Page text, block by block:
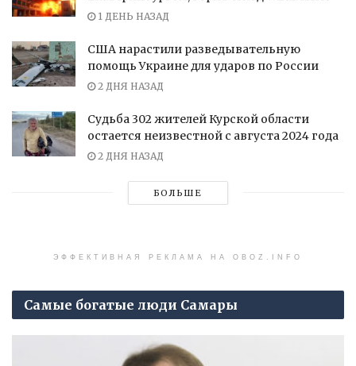
1 ДЕНЬ НАЗАД
США нарастили разведывательную
помощь Украине для ударов по России
2 ДНЯ НАЗАД
Судьба 302 жителей Курской области
остается неизвестной с августа 2024 года
2 ДНЯ НАЗАД
БОЛЬШЕ
ЭФФЕКТИВНАЯ РЕКЛАМА НА OBOZ.INFO
Самые богатые люди Самары